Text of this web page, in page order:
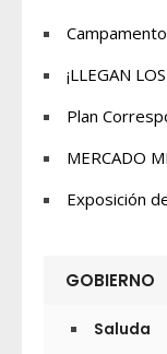
¡LLEGAN
Plan
MERCADO
Exposición
GOBIERNO
Saluda